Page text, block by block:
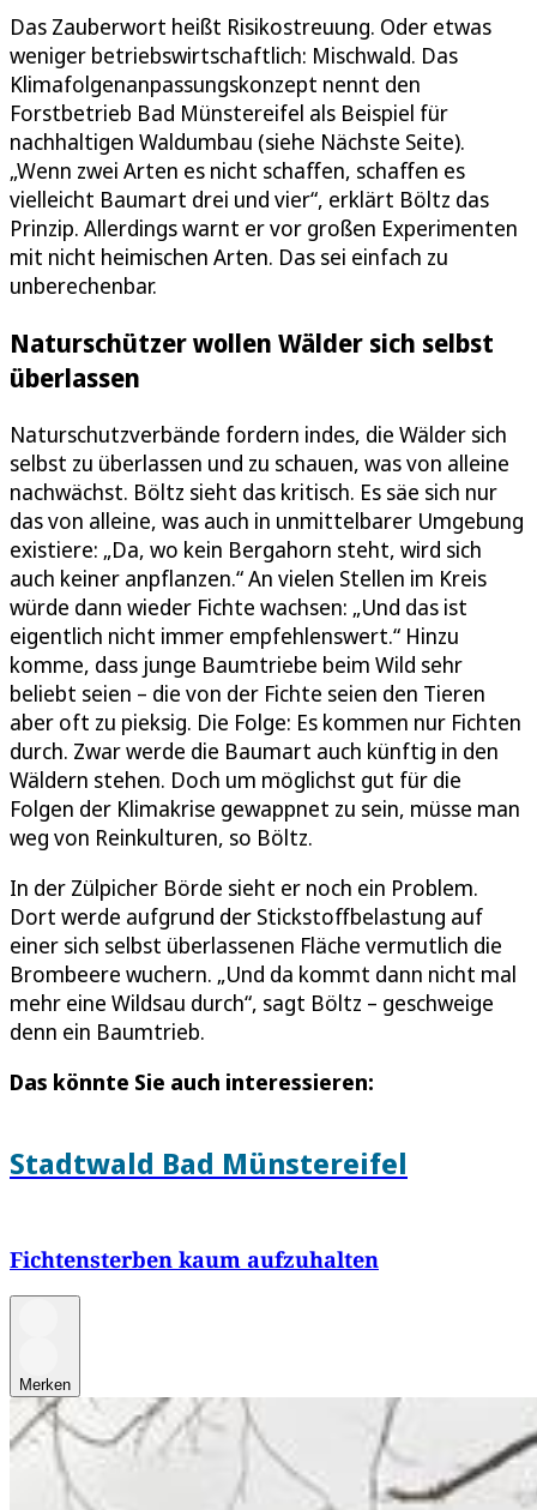
Das Zauberwort heißt Risikostreuung. Oder etwas
weniger betriebswirtschaftlich: Mischwald. Das
Klimafolgenanpassungskonzept nennt den
Forstbetrieb Bad Münstereifel als Beispiel für
nachhaltigen Waldumbau (siehe Nächste Seite).
„Wenn zwei Arten es nicht schaffen, schaffen es
vielleicht Baumart drei und vier“, erklärt Böltz das
Prinzip. Allerdings warnt er vor großen Experimenten
mit nicht heimischen Arten. Das sei einfach zu
unberechenbar.
Naturschützer wollen Wälder sich selbst
überlassen
Naturschutzverbände fordern indes, die Wälder sich
selbst zu überlassen und zu schauen, was von alleine
nachwächst. Böltz sieht das kritisch. Es säe sich nur
das von alleine, was auch in unmittelbarer Umgebung
existiere: „Da, wo kein Bergahorn steht, wird sich
auch keiner anpflanzen.“ An vielen Stellen im Kreis
würde dann wieder Fichte wachsen: „Und das ist
eigentlich nicht immer empfehlenswert.“ Hinzu
komme, dass junge Baumtriebe beim Wild sehr
beliebt seien – die von der Fichte seien den Tieren
aber oft zu pieksig. Die Folge: Es kommen nur Fichten
durch. Zwar werde die Baumart auch künftig in den
Wäldern stehen. Doch um möglichst gut für die
Folgen der Klimakrise gewappnet zu sein, müsse man
weg von Reinkulturen, so Böltz.
In der Zülpicher Börde sieht er noch ein Problem.
Dort werde aufgrund der Stickstoffbelastung auf
einer sich selbst überlassenen Fläche vermutlich die
Brombeere wuchern. „Und da kommt dann nicht mal
mehr eine Wildsau durch“, sagt Böltz – geschweige
denn ein Baumtrieb.
Das könnte Sie auch interessieren:
Stadtwald Bad Münstereifel
Fichtensterben kaum aufzuhalten
Merken